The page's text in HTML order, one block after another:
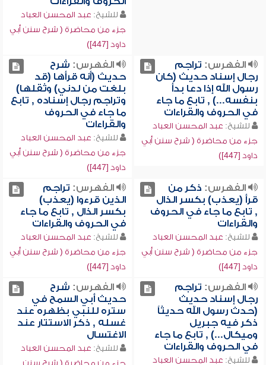
للشيخ: عبد المحسن العباد
جزء من محاضرة ( شرح سنن أبي
داود [447])
الفهرس: تراجم
رجال إسناد حديث (كان
رسول الله إذا دعا بدأ
بنفسه...) , تابع ما جاء
في الحروف والقراءات
للشيخ: عبد المحسن العباد
جزء من محاضرة ( شرح سنن أبي
داود [447])
الفهرس: شرح
حديث (أنه قرأها (قد
بلغت من لدني) وثقلها)
وتراجم رجال إسناده , تابع
ما جاء في الحروف
والقراءات
للشيخ: عبد المحسن العباد
جزء من محاضرة ( شرح سنن أبي
داود [447])
الفهرس: ذكر من
قرأ (يعذب) بكسر الذال
, تابع ما جاء في الحروف
والقراءات
للشيخ: عبد المحسن العباد
جزء من محاضرة ( شرح سنن أبي
داود [447])
الفهرس: تراجم
الذين قرءوا (يعذب)
بكسر الذال , تابع ما جاء
في الحروف والقراءات
للشيخ: عبد المحسن العباد
جزء من محاضرة ( شرح سنن أبي
داود [447])
الفهرس: تراجم
رجال إسناد حديث
(حدث رسول الله حديثاً
ذكر فيه جبريل
وميكال...) , تابع ما جاء
في الحروف والقراءات
للشيخ: عبد المحسن العباد
الفهرس: شرح
حديث أبي السمح في
ستره للنبي بظهره عند
غسله , ذكر الاستتار عند
الاغتسال
للشيخ: عبد المحسن العباد
جزء من محاضرة ( شرح سنن